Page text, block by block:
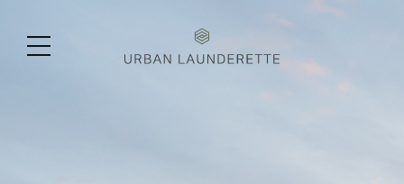
LAUNDERETTE
메뉴
BRAND
CONCEPT
DESIGN